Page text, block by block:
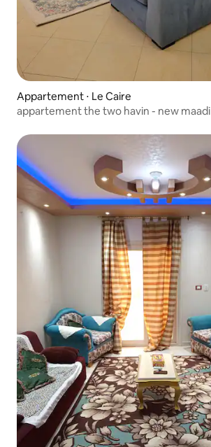
Appartement ⋅ Le Caire
appartement the two havin - new maadi